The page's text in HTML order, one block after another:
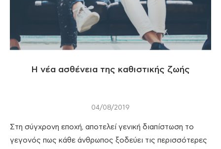
Η νέα ασθένεια της καθιστικής ζωής
04/08/2019
Στη σύγχρονη εποχή, αποτελεί γενική διαπίστωση το
γεγονός πως κάθε άνθρωπος ξοδεύει τις περισσότερες